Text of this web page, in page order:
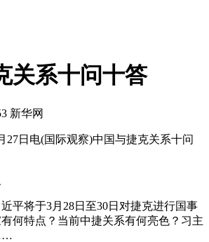
关系十问十答
新华网
日电(国际观察)中国与捷克关系十问
将于3月28日至30日对捷克进行国事
何特点？当前中捷关系有何亮色？习主